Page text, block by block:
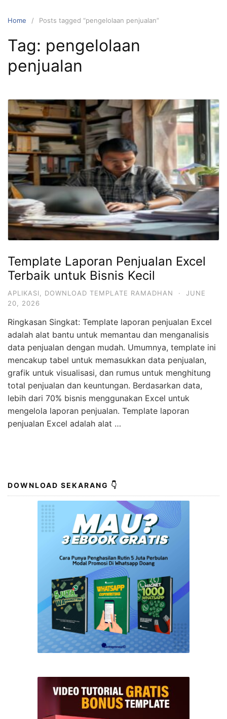
Home Posts tagged “pengelolaan penjualan”
Tag: pengelolaan
penjualan
Template Laporan Penjualan Excel
Terbaik untuk Bisnis Kecil
APLIKASI, DOWNLOAD TEMPLATE RAMADHAN ·
JUNE
20, 2026
Ringkasan Singkat: Template laporan penjualan Excel
adalah alat bantu untuk memantau dan menganalisis
data penjualan dengan mudah. Umumnya, template ini
mencakup tabel untuk memasukkan data penjualan,
grafik untuk visualisasi, dan rumus untuk menghitung
total penjualan dan keuntungan. Berdasarkan data,
lebih dari 70% bisnis menggunakan Excel untuk
mengelola laporan penjualan. Template laporan
penjualan Excel adalah alat …
DOWNLOAD SEKARANG 👇